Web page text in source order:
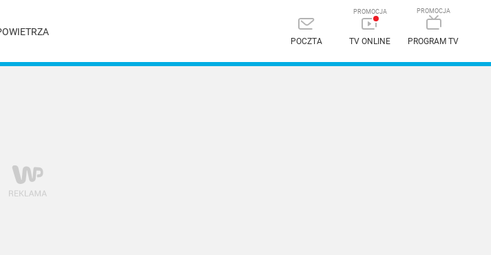
POCZTA TV ONLINE PROGRAM TV